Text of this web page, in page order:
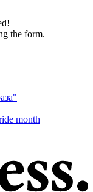
the form.
"
month